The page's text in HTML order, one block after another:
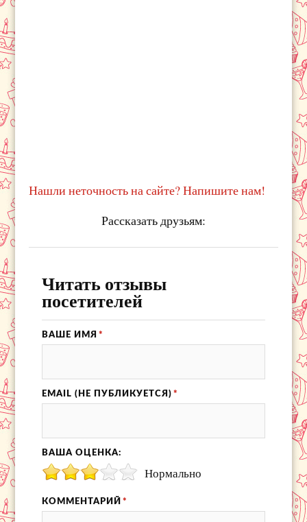
Нашли неточность на сайте? Напишите нам!
Рассказать друзьям:
Читать отзывы
посетителей
ВАШЕ ИМЯ *
EMAIL (НЕ ПУБЛИКУЕТСЯ) *
ВАША ОЦЕНКА:
Нормально
КОММЕНТАРИЙ *